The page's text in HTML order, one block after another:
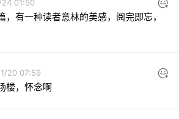
01:50
，有一种读者意林的美感，阅完即忘，
20 07:59
楼，怀念啊